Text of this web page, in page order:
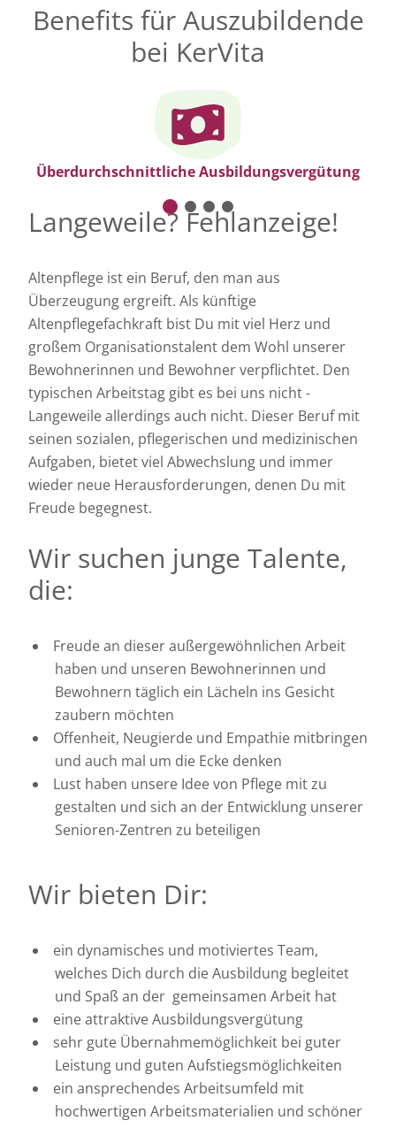
Benefits für Auszubildende
bei KerVita
Überdurchschnittliche Ausbildungsvergütung
Langeweile? Fehlanzeige!
Altenpflege ist ein Beruf, den man aus
Überzeugung ergreift. Als künftige
Altenpflegefachkraft bist Du mit viel Herz und
großem Organisationstalent dem Wohl unserer
Bewohnerinnen und Bewohner verpflichtet. Den
typischen Arbeitstag gibt es bei uns nicht -
Langeweile allerdings auch nicht. Dieser Beruf mit
seinen sozialen, pflegerischen und medizinischen
Aufgaben, bietet viel Abwechslung und immer
wieder neue Herausforderungen, denen Du mit
Freude begegnest.
Wir suchen junge Talente,
die:
Freude an dieser außergewöhnlichen Arbeit
haben und unseren Bewohnerinnen und
Bewohnern täglich ein Lächeln ins Gesicht
zaubern möchten
Offenheit, Neugierde und Empathie mitbringen
und auch mal um die Ecke denken
Lust haben unsere Idee von Pflege mit zu
gestalten und sich an der Entwicklung unserer
Senioren-Zentren zu beteiligen
Wir bieten Dir:
ein dynamisches und motiviertes Team,
welches Dich durch die Ausbildung begleitet
und Spaß an der gemeinsamen Arbeit hat
eine attraktive Ausbildungsvergütung
sehr gute Übernahmemöglichkeit bei guter
Leistung und guten Aufstiegsmöglichkeiten
ein ansprechendes Arbeitsumfeld mit
hochwertigen Arbeitsmaterialien und schöner